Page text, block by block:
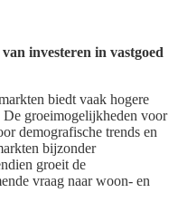
investeren in vastgoed
biedt vaak hogere
De groeimogelijkheden voor
demografische trends en
bijzonder
groeit de
vraag naar woon- en